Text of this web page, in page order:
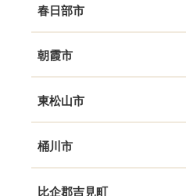
春日部市
朝霞市
東松山市
桶川市
比企郡吉見町